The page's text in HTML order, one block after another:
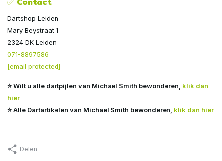
Dartshop Leiden
Mary Beystraat 1
2324 DK Leiden
071-8897586
[email protected]
⭐Wilt u alle dartpijlen van Michael Smith bewonderen klik dan
hier
⭐ Alle Dartartikelen van Michael Smith bewonderen, klik dan hier
Delen